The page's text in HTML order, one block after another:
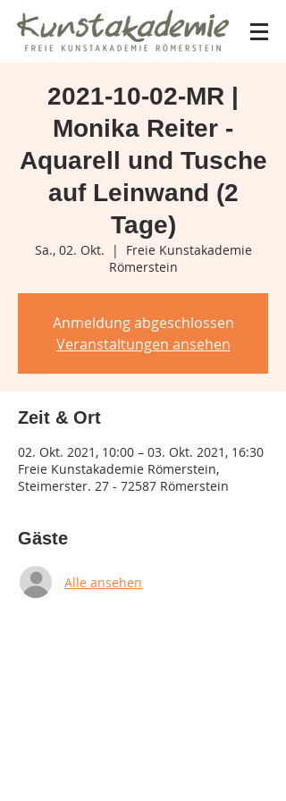
2021-10-02-MR |
Monika Reiter -
Aquarell und Tusche
auf Leinwand (2
Tage)
Sa., 02. Okt.
  |
Freie Kunstakademie
Römerstein
Anmeldung abgeschlossen
Veranstaltungen ansehen
Zeit & Ort
02. Okt. 2021, 10:00 – 03. Okt. 2021, 16:30
Freie Kunstakademie Römerstein,
Steimerster. 27 - 72587 Römerstein
Gäste
Alle ansehen